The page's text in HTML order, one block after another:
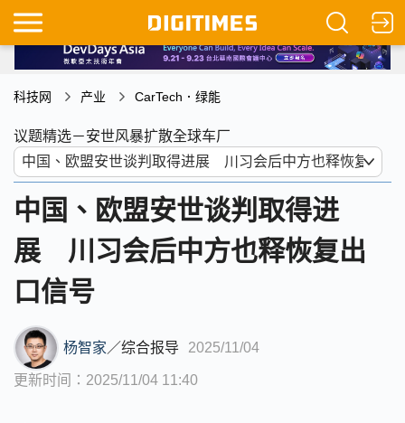
科技网 产业 CarTech．绿能
议题精选－安世风暴扩散全球车厂
中国、欧盟安世谈判取得进
展 川习会后中方也释恢复出
口信号
杨智家／综合报导 2025/11/04
更新时间：2025/11/04 11:40